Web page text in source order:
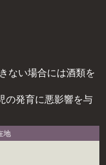
ない場合には酒類を
の発育に悪影響を与
地